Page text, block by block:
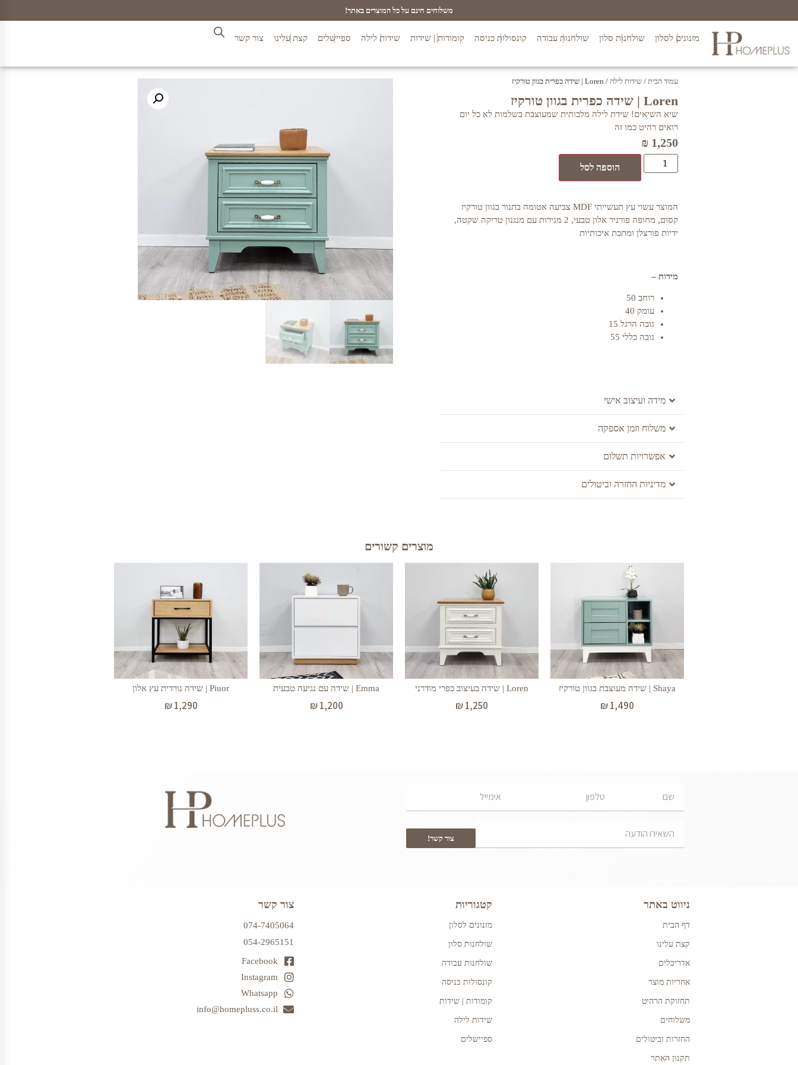
משלוחים חינם על כל המוצרים באתר!
מזנונים לסלון שולחנות סלון שולחנות עבודה קונסולות כניסה קומודות | שידות שידות לילה ספיישלים קצת עלינו צור קשר
עמוד הבית / שידות לילה / Loren | שידה כפרית בגוון טורקיז
Loren | שידה כפרית בגוון טורקיז
שיא השיאים! שידת לילה מלכותית שמעוצבת בשלמות לא כל יום
רואים רהיט כמו זה
₪ 1,250
הוספה לסל
המוצר עשוי עץ תעשייתי MDF צביעה אטומה בתנור בגוון טורקיז
קסום, מחופה פורניר אלון טבעי, 2 מגירות עם מנגנון טריקה שקטה,
ידיות פורצלן ומתכת איכותיות
מידות –
רוחב 50
עומק 40
גובה הרגל 15
גובה כללי 55
מידה ועיצוב אישי
משלוח וזמן אספקה
אפשרויות תשלום
מדיניות החזרה וביטולים
מוצרים קשורים
Shaya | שידה מעוצבת בגוון טורקיז
₪1,490
Loren | שידה בעיצוב כפרי מודרני
₪1,250
Emma | שידה עם נגיעה טבעית
₪1,200
Piuor | שידה נורדית עץ אלון
₪1,290
צור קשר!
ניווט באתר
דף הבית
קצת עלינו
אדריכלים
אחריות מוצר
תחזוקת הרהיט
משלוחים
החזרות וביטולים
תקנון האתר
קטגוריות
מזנונים לסלון
שולחנות סלון
שולחנות עבודה
קונסולות כניסה
קומודות | שידות
שידות לילה
ספיישלים
צור קשר
074-7405064
054-2965151
Facebook
Instagram
Whatsapp
info@homepluss.co.il